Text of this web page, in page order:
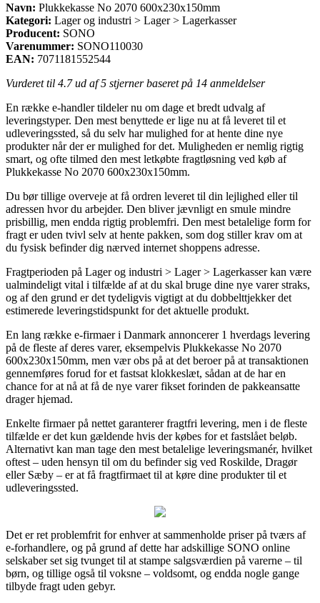
Navn: Plukkekasse No 2070 600x230x150mm
Kategori: Lager og industri > Lager > Lagerkasser
Producent: SONO
Varenummer: SONO110030
EAN: 7071181552544
Vurderet til 4.7ud af 5 stjerner baseret på 14 anmeldelser
En række e-handler tildeler nu om dage et bredt udvalg af
leveringstyper. Den mest benyttede er lige nu at få leveret til et
udleveringssted, så du selv har mulighed for at hente dine nye
produkter når der er mulighed for det. Muligheden er nemlig rigtig
smart, og ofte tilmed den mest letkøbte fragtløsning ved køb af
Plukkekasse No 2070 600x230x150mm.
Du bør tillige overveje at få ordren leveret til din lejlighed eller til
adressen hvor du arbejder. Den bliver jævnligt en smule mindre
prisbillig, men endda rigtig problemfri. Den mest betalelige form for
fragt er uden tvivl selv at hente pakken, som dog stiller krav om at
du fysisk befinder dig nærved internet shoppens adresse.
Fragtperioden på Lager og industri > Lager > Lagerkasser kan være
ualmindeligt vital i tilfælde af at du skal bruge dine nye varer straks,
og af den grund er det tydeligvis vigtigt at du dobbelttjekker det
estimerede leveringstidspunkt for det aktuelle produkt.
En lang række e-firmaer i Danmark annoncerer 1 hverdags levering
på de fleste af deres varer, eksempelvis Plukkekasse No 2070
600x230x150mm, men vær obs på at det beroer på at transaktionen
gennemføres forud for et fastsat klokkeslæt, sådan at de har en
chance for at nå at få de nye varer fikset forinden de pakkeansatte
drager hjemad.
Enkelte firmaer på nettet garanterer fragtfri levering, men i de fleste
tilfælde er det kun gældende hvis der købes for et fastslået beløb.
Alternativt kan man tage den mest betalelige leveringsmanér, hvilket
oftest – uden hensyn til om du befinder sig ved Roskilde, Dragør
eller Sæby – er at få fragtfirmaet til at køre dine produkter til et
udleveringssted.
Det er ret problemfrit for enhver at sammenholde priser på tværs af
e-forhandlere, og på grund af dette har adskillige SONO online
selskaber set sig tvunget til at stampe salgsværdien på varerne – til
børn, og tillige også til voksne – voldsomt, og endda nogle gange
tilbyde fragt uden gebyr.